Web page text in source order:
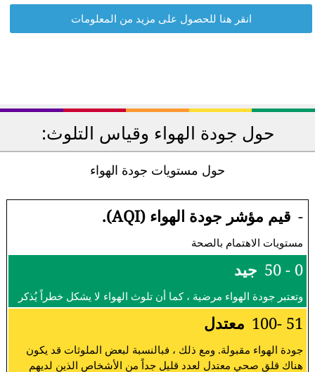
انقر هنا للحصول على مزيد من المعلومات
حول جودة الهواء وقياس التلوث:
حول مستويات جودة الهواء
- قيم مؤشر جودة الهواء (AQI).
مستويات الاهتمام بالصحة
0 - 50 جيد
وتعتبر جودة الهواء مرضية ، كما أن تلوث الهواء لا يشكل خطراً يُذكر
51 -100 معتدل
جودة الهواء مقبولة. ومع ذلك ، فبالنسبة لبعض الملوثات قد يكون
هناك قلق صحي معتدل لعدد قليل جداً من الأشخاص الذين لديهم